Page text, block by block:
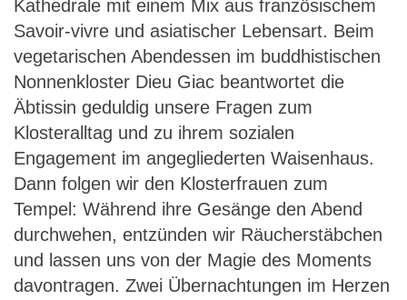
Kathedrale mit einem Mix aus französischem
Savoir-vivre und asiatischer Lebensart. Beim
vegetarischen Abendessen im buddhistischen
Nonnenkloster Dieu Giac beantwortet die
Äbtissin geduldig unsere Fragen zum
Klosteralltag und zu ihrem sozialen
Engagement im angegliederten Waisenhaus.
Dann folgen wir den Klosterfrauen zum
Tempel: Während ihre Gesänge den Abend
durchwehen, entzünden wir Räucherstäbchen
und lassen uns von der Magie des Moments
davontragen. Zwei Übernachtungen im Herzen